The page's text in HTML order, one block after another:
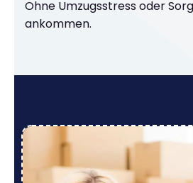
Ohne Umzugsstress oder
ankommen.